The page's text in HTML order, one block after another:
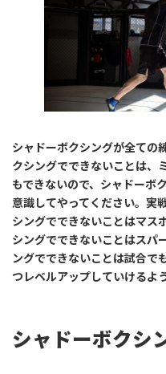
シャドーボクシングが全ての
クシングでできないことは、
もできないので、シャドーボ
意識してやってください。実
シングでできないことはマス
シングでできないことはスパ
ングでできないことは試合で
つレベルアップしていけるよ
シャドーボクシ